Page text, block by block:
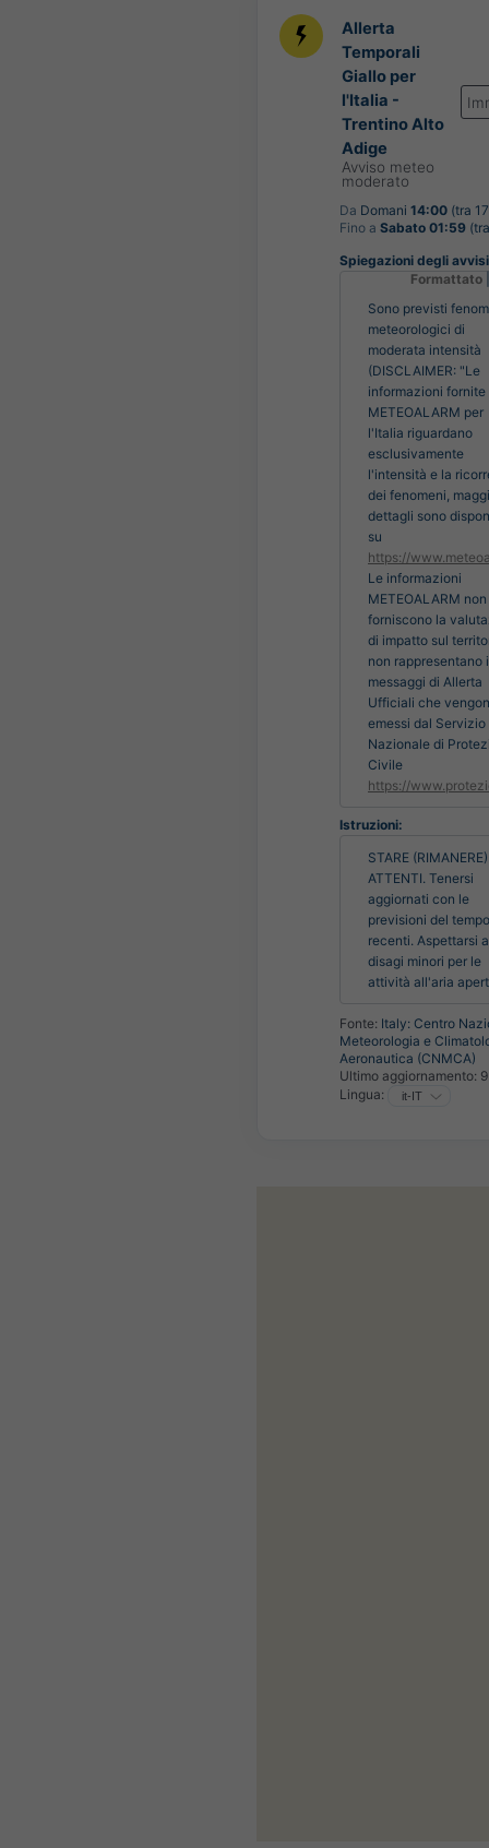
Allerta
Temporali
Giallo per
l'Italia -
Trentino Alto
Adige
Avviso meteo
moderato
Da Domani 14:00 (tra
Fino a Sabato 01:59
Spiegazioni degli
Formattato
Sono previsti
meteorologici di
moderata intensità
(DISCLAIMER: "Le
informazioni fornite
METEOALARM per
l'Italia riguardano
esclusivamente
l'intensità e la
dei fenomeni,
dettagli sono
su
https://
Le informazioni
METEOALARM non
forniscono la
di impatto sul
non rappresentano i
messaggi di Allerta
Ufficiali che
emessi dal Servizio
Nazionale di
Civile
https://
Istruzioni:
STARE (RIMANERE)
ATTENTI. Tenersi
aggiornati con le
previsioni del
recenti. Aspettarsi
disagi minori per le
attività all'aria
Fonte: Italy: Centro
Meteorologia e
Aeronautica (CNMCA)
Ultimo aggiornamento:
Lingua: